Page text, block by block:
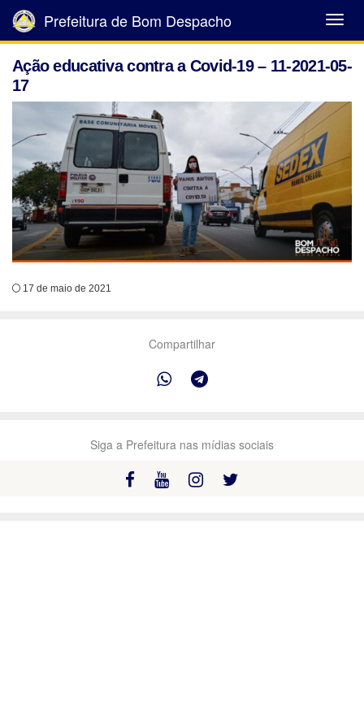
Abrir
Menu
Prefeitura de Bom Despacho
Ação educativa contra a Covid-19 – 11-2021-05-
17
17 de maio de 2021
Compartilhar
Siga a Prefeitura nas mídias sociais